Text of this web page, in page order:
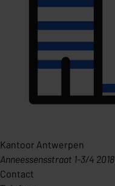
Kantoor Antwerpen
Anneessensstraat 1-3/4
Contact